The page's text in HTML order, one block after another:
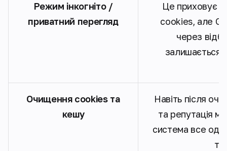
Режим інкогніто /
приватний перегляд
Це приховує
cookies, але
через
залишається
Очищення cookies та
кешу
Навіть після
та репутація
система все